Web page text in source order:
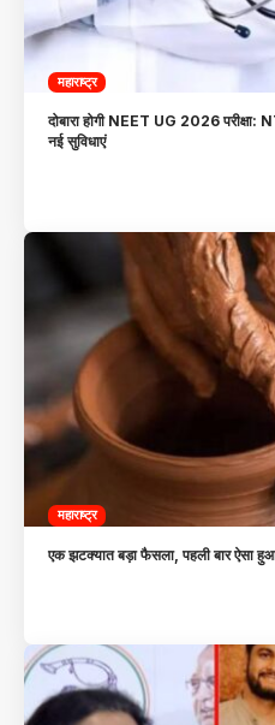
महाराष्ट्र
दोबारा होगी NEET UG 2026 परीक्षा:
नई सुविधाएं
महाराष्ट्र
एक झटक्यात बड़ा फैसला, पहली बार ऐसा